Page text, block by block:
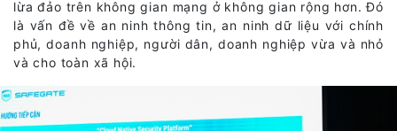
lừa đảo trên không gian mạng ở không gian rộng hơn. Đó
là vấn đề về an ninh thông tin, an ninh dữ liệu với chính
phủ, doanh nghiệp, người dân, doanh nghiệp vừa và nhỏ
và cho toàn xã hội.